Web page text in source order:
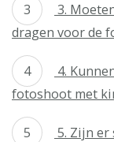
3.
dragen voor de
4.
fotoshoot met
5. Zijn